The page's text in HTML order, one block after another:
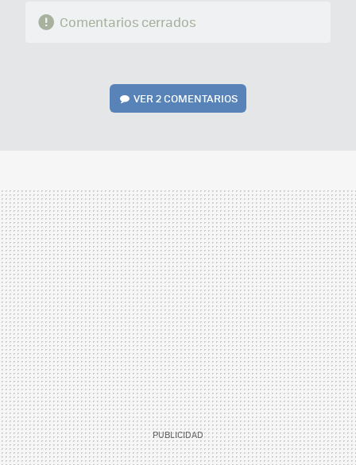
Comentarios cerrados
VER2 COMENTARIOS